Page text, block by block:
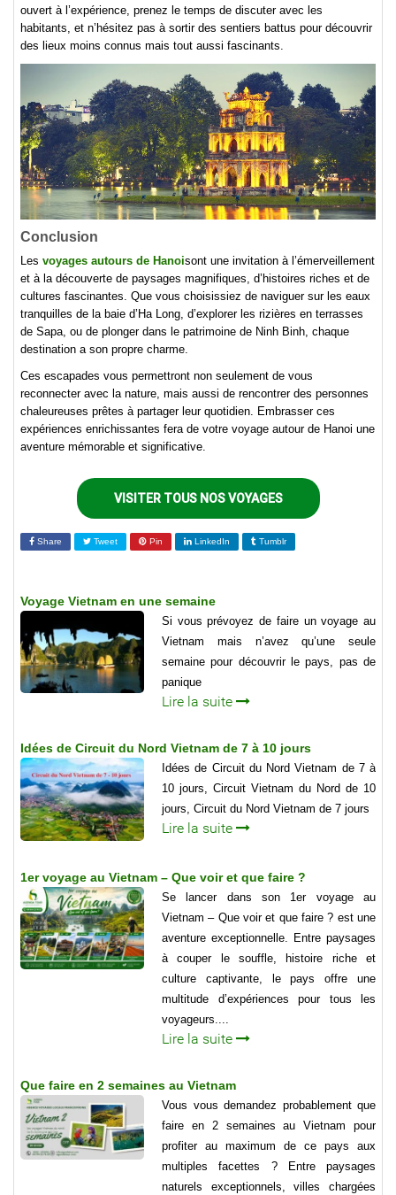
ouvert à l’expérience, prenez le temps de discuter avec les
habitants, et n’hésitez pas à sortir des sentiers battus pour découvrir
des lieux moins connus mais tout aussi fascinants.
Conclusion
Les voyages autours de Hanoisont une invitation à l’émerveillement
et à la découverte de paysages magnifiques, d’histoires riches et de
cultures fascinantes. Que vous choisissiez de naviguer sur les eaux
tranquilles de la baie d’Ha Long, d’explorer les rizières en terrasses
de Sapa, ou de plonger dans le patrimoine de Ninh Binh, chaque
destination a son propre charme.
Ces escapades vous permettront non seulement de vous
reconnecter avec la nature, mais aussi de rencontrer des personnes
chaleureuses prêtes à partager leur quotidien. Embrasser ces
expériences enrichissantes fera de votre voyage autour de Hanoi une
aventure mémorable et significative.
VISITER TOUS NOS VOYAGES
Share Tweet Pin LinkedIn Tumblr
Voyage Vietnam en une semaine
Si vous prévoyez de faire un voyage au
Vietnam mais n’avez qu’une seule
semaine pour découvrir le pays, pas de
panique
Lire la suite
Idées de Circuit du Nord Vietnam de 7 à 10 jours
Idées de Circuit du Nord Vietnam de 7 à
10 jours, Circuit Vietnam du Nord de 10
jours, Circuit du Nord Vietnam de 7 jours
Lire la suite
1er voyage au Vietnam – Que voir et que faire ?
Se lancer dans son 1er voyage au
Vietnam – Que voir et que faire ? est une
aventure exceptionnelle. Entre paysages
à couper le souffle, histoire riche et
culture captivante, le pays offre une
multitude d’expériences pour tous les
voyageurs....
Lire la suite
Que faire en 2 semaines au Vietnam
Vous vous demandez probablement que
faire en 2 semaines au Vietnam pour
profiter au maximum de ce pays aux
multiples facettes ? Entre paysages
naturels exceptionnels, villes chargées